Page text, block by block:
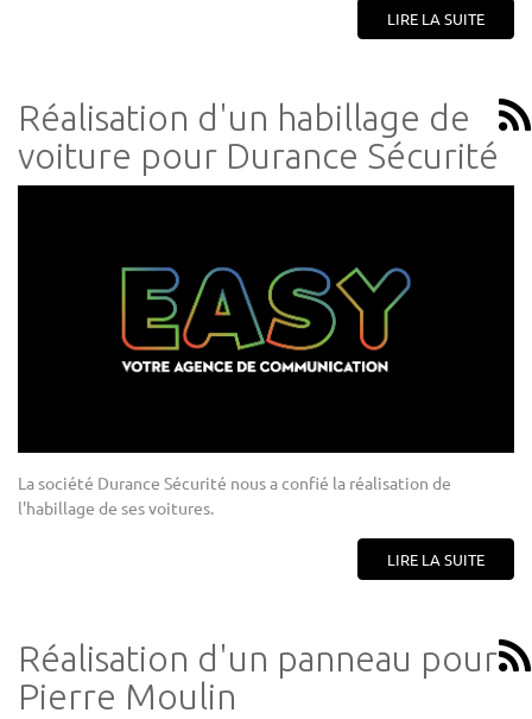
LIRE LA SUITE
Réalisation d'un habillage de
voiture pour Durance Sécurité
La société Durance Sécurité nous a confié la réalisation de
l'habillage de ses voitures.
LIRE LA SUITE
Réalisation d'un panneau pour
Pierre Moulin